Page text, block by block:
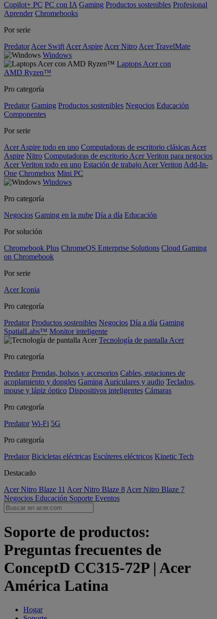
Copilot+ PC PC con IA Gaming Productos sostenibles Profesional
Aprender Chromebooks
Por serie
Predator Acer Swift Acer Aspire Acer Nitro Acer TravelMate
Windows
Laptops Acer con
AMD Ryzen™
Pro categoría
Predator Gaming Productos sostenibles Negocios Educación
Componentes
Por serie
Acer Aspire todo en uno Computadoras de escritorio clásicas Acer
Aspire Nitro Computadoras de escritorio Acer Veriton para negocios
Acer Veriton todo en uno Estación de trabajo Acer Veriton Add-In-
One Chromebox Mini PC
Windows
Pro categoría
Negocios Gaming en la nube Día a día Educación
Por solución
Chromebook Plus ChromeOS Enterprise Solutions Cloud Gaming
on Chromebook
Por serie
Acer Iconia
Pro categoría
Predator Productos sostenibles Negocios Día a día Gaming
SpatialLabs™ Monitor inteligente
Tecnología de pantalla Acer
Pro categoría
Predator Prendas, bolsos y accesorios Cables, estaciones de
acoplamiento y dongles Gaming Auriculares y audio Teclados,
mouse y lápiz óptico Dispositivos inteligentes Cámaras
Pro categoría
Predator Wi-Fi 5G
Pro categoría
Predator Bicicletas eléctricas Escúteres eléctricos Kinetic Tech
Destacado
Acer Nitro Blaze 11 Acer Nitro Blaze 8 Acer Nitro Blaze 7
Negocios Educación Soporte Eventos
Soporte de productos:
Preguntas frecuentes de
ConceptD CC315-72P | Acer
América Latina
Hogar